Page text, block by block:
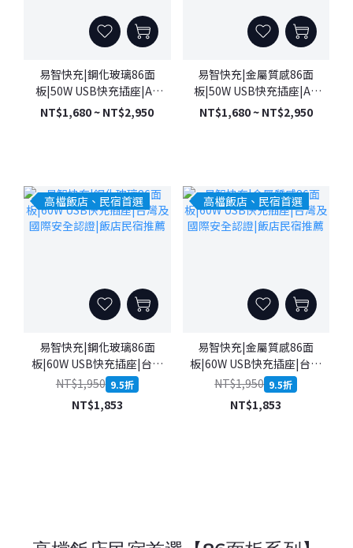
易智快充|鋼化玻璃86面
板|50W USB快充插座|AC
安全插座|台灣及國際安全
認證|飯店民宿推薦
NT$1,680 ~ NT$2,950
易智快充|金屬質感86面
板|50W USB快充插座|AC
安全插座|台灣及國際安全
認證|飯店民宿推薦
NT$1,680 ~ NT$2,950
高檔飯店、民宿首選
易智快充|鋼化玻璃86面
板|60W USB快充插座|台灣
及國際安全認證|飯店民宿
推薦
NT$1,950 9.5折
NT$1,853
高檔飯店、民宿首選
易智快充|金屬質感86面
板|60W USB快充插座|台灣
及國際安全認證|飯店民宿
推薦
NT$1,950 9.5折
NT$1,853